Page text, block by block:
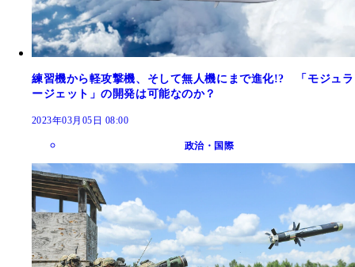
練習機から軽攻撃機、そして無人機にまで進化!? 「モジュラ
ージェット」の開発は可能なのか？
2023年03月05日 08:00
政治・国際